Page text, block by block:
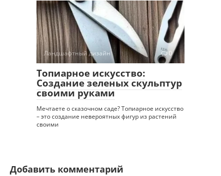
Ландшафтный дизайн 0
Топиарное искусство:
Создание зеленых скульптур
своими руками
Мечтаете о сказочном саде? Топиарное искусство
– это создание невероятных фигур из растений
своими
Добавить комментарий